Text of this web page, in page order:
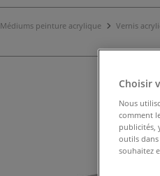
Médiums peinture acrylique Vernis
Choisir
Nous
comment
publicités,
outils dans
souhaitez